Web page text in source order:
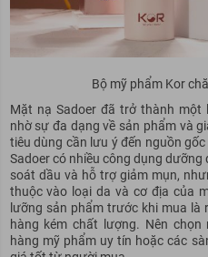
Bộ mỹ phẩm Kor
Mặt nạ Sadoer đã trở thành một
nhờ sự đa dạng về sản phẩm và
tiêu dùng cần lưu ý đến nguồn
Sadoer có nhiều công dụng
soát dầu và hỗ trợ giảm mụn,
thuộc vào loại da và cơ địa của
lưỡng sản phẩm trước khi mua
hàng kém chất lượng. Nên
hàng mỹ phẩm uy tín hoặc các